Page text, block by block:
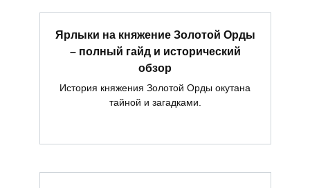
Ярлыки на княжение Золотой Орды
– полный гайд и исторический
обзор
История княжения Золотой Орды окутана
тайной и загадками.